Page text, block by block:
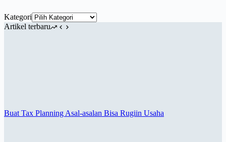
Kategori
Artikel terbaru
Buat Tax Planning Asal-asalan Bisa Rugiin Usaha